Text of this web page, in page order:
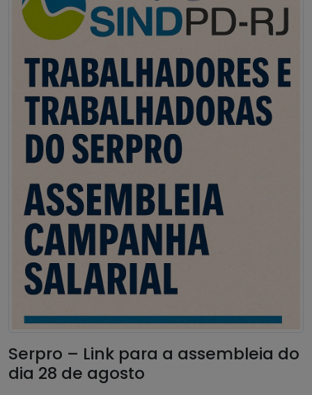
Serpro – Link para a assembleia do
dia 28 de agosto